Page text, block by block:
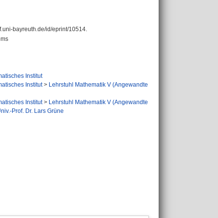
bayreuth.de/id/eprint/10514.
Institut
Institut> Lehrstuhl Mathematik V (Angewandte
Institut> Lehrstuhl Mathematik V (Angewandte
Prof. Dr. Lars Grüne